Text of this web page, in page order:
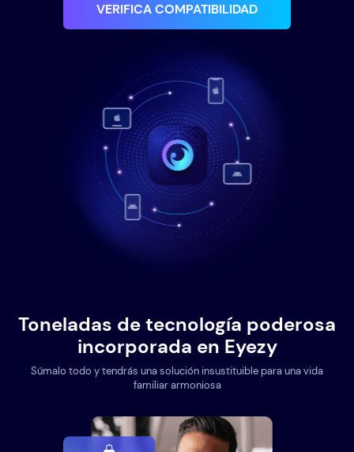
VERIFICA COMPATIBILIDAD
Toneladas de tecnología poderosa
incorporada en Eyezy
Súmalo todo y tendrás una solución insustituible para una vida
familiar armoniosa